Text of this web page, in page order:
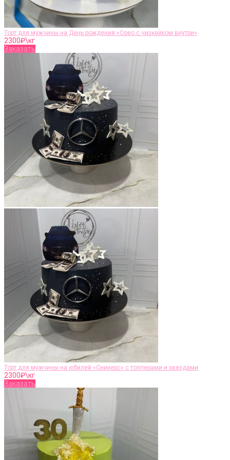
Торт для мужчины на День рождения «Орео с чизкейком внутри»
2300₽\кг
Заказать
Торт для мужчины на юбилей «Сникерс» с топперами и звездами
2300₽\кг
Заказать